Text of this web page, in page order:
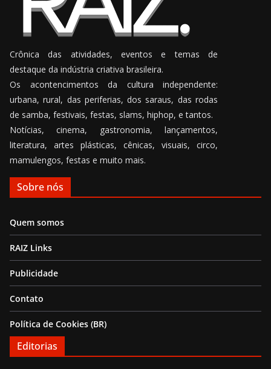
Crônica das atividades, eventos e temas de
destaque da indústria criativa brasileira.
Os acontencimentos da cultura independente:
urbana, rural, das periferias, dos saraus, das rodas
de samba, festivais, festas, slams, hiphop, e tantos.
Notícias, cinema, gastronomia, lançamentos,
literatura, artes plásticas, cênicas, visuais, circo,
mamulengos, festas e muito mais.
Sobre nós
Quem somos
RAIZ Links
Publicidade
Contato
Política de Cookies (BR)
Editorias